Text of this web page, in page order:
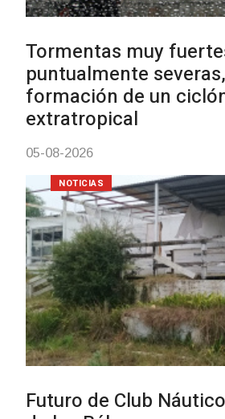
Clases de
03-08-2026
Turismo
con
mayores
03-08-2026
NOTICIAS